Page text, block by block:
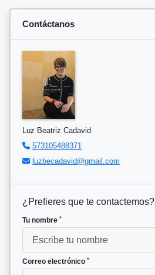
Contáctanos
Luz Beatriz Cadavid
573105488371
luzbecadavid@gmail.com
¿Prefieres que te contactemos?
Tu nombre *
Correo electrónico *